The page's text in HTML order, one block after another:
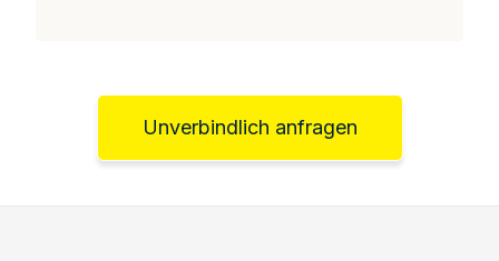
Unverbindlich anfragen